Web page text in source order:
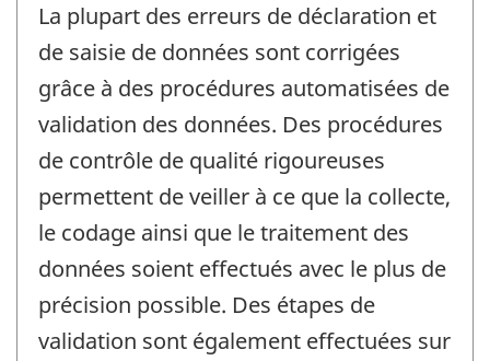
La plupart des erreurs de déclaration et
de saisie de données sont corrigées
grâce à des procédures automatisées de
validation des données. Des procédures
de contrôle de qualité rigoureuses
permettent de veiller à ce que la collecte,
le codage ainsi que le traitement des
données soient effectués avec le plus de
précision possible. Des étapes de
validation sont également effectuées sur